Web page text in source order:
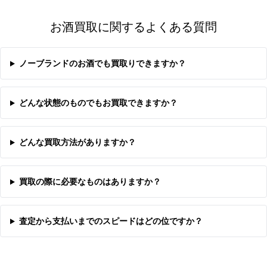
お酒買取に関するよくある質問
ノーブランドのお酒でも買取りできますか？
どんな状態のものでもお買取できますか？
どんな買取方法がありますか？
買取の際に必要なものはありますか？
査定から支払いまでのスピードはどの位ですか？